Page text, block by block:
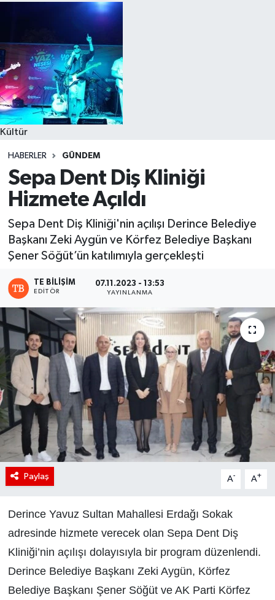
Kültür
HABERLER GÜNDEM
Sepa Dent Diş Kliniği
Hizmete Açıldı
Sepa Dent Diş Kliniği'nin açılışı Derince Belediye
Başkanı Zeki Aygün ve Körfez Belediye Başkanı
Şener Söğüt’ün katılımıyla gerçekleşti
TE BILIŞIM
EDITÖR
07.11.2023 - 13:53
YAYINLANMA
Paylaş A- A+
Derince Yavuz Sultan Mahallesi Erdağı Sokak
adresinde hizmete verecek olan Sepa Dent Diş
Kliniği’nin açılışı dolayısıyla bir program düzenlendi.
Derince Belediye Başkanı Zeki Aygün, Körfez
Belediye Başkanı Şener Söğüt ve AK Parti Körfez